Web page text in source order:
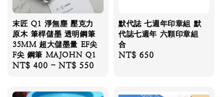
末匠 Q1 淨無塵 壓克力
原木 筆桿儲墨 透明鋼筆
35MM 超大儲墨量 EF尖
F尖 鋼筆 MAJOHN Q1
Regular
NT$ 400 -NT$ 550
默代誌 七週年印章組 默
代誌七週年 六顆印章組
合
Regular
NT$ 650